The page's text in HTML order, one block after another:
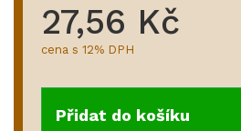
27,56 Kč
cena s 12% DPH
Přidat do košíku